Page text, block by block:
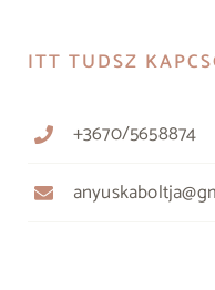
ITT TUDSZ
+3670/5658874